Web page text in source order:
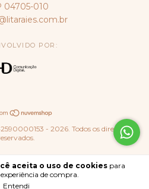
aceita o uso de cookiespara
de compra.
Entendi
04705-010
POR:
- 2026. Todos os direitos